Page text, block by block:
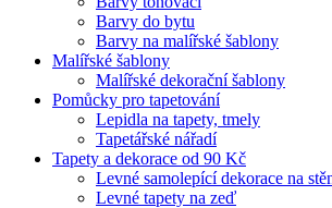
Barvy do bytu
Barvy na malířské šablony
Malířské šablony
Malířské dekorační šablony
Pomůcky pro tapetování
Lepidla na tapety, tmely
Tapetářské nářadí
Tapety a dekorace od 90 Kč
Levné samolepící dekorace na
Levné tapety na zeď